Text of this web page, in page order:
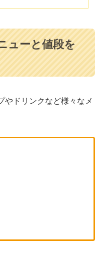
ューと値段を
やドリンクなど様々なメ